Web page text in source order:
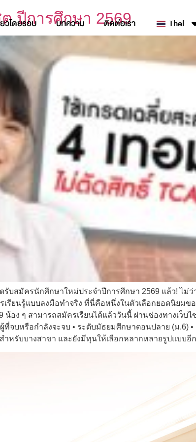
วโดยรอบ บทความ ติดต่อเรา Thai
ปีการศึกษา 2569
บสมัครนักศึกษาใหม่ประจำปีการศึกษา 2569 แล้ว! ไม่ว่
รียนรู้แบบลงมือทำจริง ที่นี่คือหนึ่งในตัวเลือกยอดนิยมข
น้อง ๆ สามารถสมัครเรียนได้แล้ววันนี้ ผ่านช่องทางเว็บ
จบหรือกำลังจะจบ • ระดับมัธยมศึกษาตอนปลาย (ม.6) •
ำหรับบางสาขา และยังมีทุนให้เลือกหลากหลายรูปแบบอี